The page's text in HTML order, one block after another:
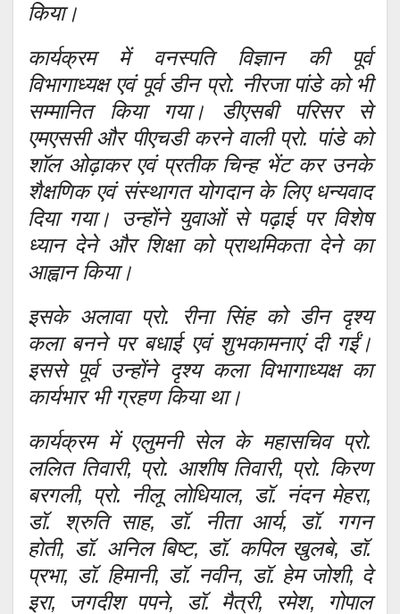
किया।
कार्यक्रम में वनस्पति विज्ञान की पूर्व
विभागाध्यक्ष एवं पूर्व डीन प्रो. नीरजा पांडे को भी
सम्मानित किया गया। डीएसबी परिसर से
एमएससी और पीएचडी करने वाली प्रो. पांडे को
शॉल ओढ़ाकर एवं प्रतीक चिन्ह भेंट कर उनके
शैक्षणिक एवं संस्थागत योगदान के लिए धन्यवाद
दिया गया। उन्होंने युवाओं से पढ़ाई पर विशेष
ध्यान देने और शिक्षा को प्राथमिकता देने का
आह्वान किया।
इसके अलावा प्रो. रीना सिंह को डीन दृश्य
कला बनने पर बधाई एवं शुभकामनाएं दी गईं।
इससे पूर्व उन्होंने दृश्य कला विभागाध्यक्ष का
कार्यभार भी ग्रहण किया था।
कार्यक्रम में एलुमनी सेल के महासचिव प्रो.
ललित तिवारी, प्रो. आशीष तिवारी, प्रो. किरण
बरगली, प्रो. नीलू लोधियाल, डॉ. नंदन मेहरा,
डॉ. श्रुति साह, डॉ. नीता आर्य, डॉ. गगन
होती, डॉ. अनिल बिष्ट, डॉ. कपिल खुलबे, डॉ.
प्रभा, डॉ. हिमानी, डॉ. नवीन, डॉ. हेम जोशी, दे
इरा, जगदीश पपने, डॉ. मैत्री, रमेश, गोपाल